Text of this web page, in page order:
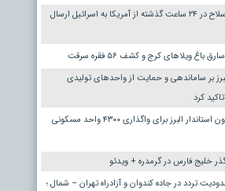
۶۵۰۰ تُن سلاح در ۲۴ ساعت گذشته از آمریکا به اسرائیل ارسال
باغ ویلاهای کرج و کشف ۵۶ فقره سرقت
بر ساماندهی و حمایت از واحدهای تولیدی
کرد
دستور معاون استاندار البرز برای واگذاری ۴۳۰۰ واحد مسکونی
خلیج فارس در گرمدره + ویدئو
تردد در جاده کندوان و آزادراه تهران – شمال ؛